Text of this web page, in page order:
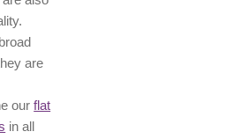
are
ourflat
in all